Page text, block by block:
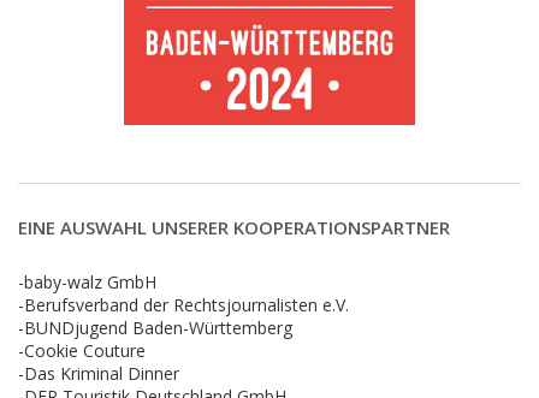
EINE AUSWAHL UNSERER KOOPERATIONSPARTNER
-baby-walz GmbH
-Berufsverband der Rechtsjournalisten e.V.
-BUNDjugend Baden-Württemberg
-Cookie Couture
-Das Kriminal Dinner